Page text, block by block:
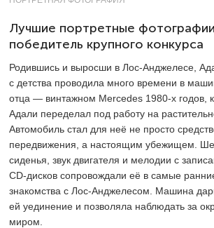
Лучшие портретные
победитель крупного конкурса
Родившись и выросши в Лос-Анджелесе,
с детства проводила много времени в
отца — винтажном Mercedes 1980-х годов,
Адали переделал под работу на
Автомобиль стал для неё не просто
передвижения, а настоящим убежищем.
сиденья, звук двигателя и мелодии с
CD-дисков сопровождали её в самые
знакомства с Лос-Анджелесом. Машина
ей уединение и позволяла наблюдать за
миром.